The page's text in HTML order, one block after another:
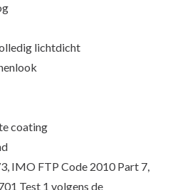
lichtdicht
coating
IMO FTP Code 2010 Part 7,
Test 1 volgens de